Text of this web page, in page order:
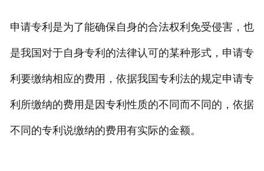
申请专利是为了能确保自身的合法权利免受侵害，也
是我国对于自身专利的法律认可的某种形式，申请专
利要缴纳相应的费用，依据我国专利法的规定申请专
利所缴纳的费用是因专利性质的不同而不同的，依据
不同的专利说缴纳的费用有实际的金额。